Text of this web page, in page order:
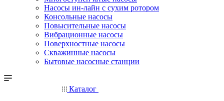
Насосы ин-лайн с сухим ротором
Консольные насосы
Повысительные насосы
Вибрационные насосы
Поверхностные насосы
Скважинные насосы
Бытовые насосные станции
Каталог